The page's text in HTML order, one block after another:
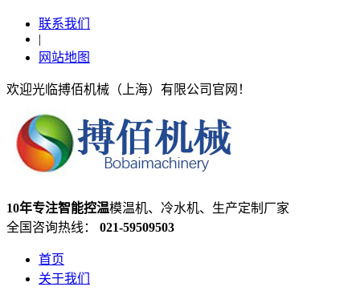
联系我们
|
网站地图
欢迎光临搏佰机械（上海）有限公司官网！
10年专注智能控温模温机、冷水机、生产定制厂家
全国咨询热线： 021-59509503
首页
关于我们